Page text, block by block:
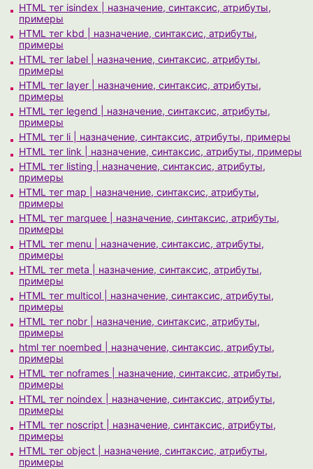
HTML тег isindex | назначение, синтаксис, атрибуты,
примеры
HTML тег kbd | назначение, синтаксис, атрибуты,
примеры
HTML тег label | назначение, синтаксис, атрибуты,
примеры
HTML тег layer | назначение, синтаксис, атрибуты,
примеры
HTML тег legend | назначение, синтаксис, атрибуты,
примеры
HTML тег li | назначение, синтаксис, атрибуты, примеры
HTML тег link | назначение, синтаксис, атрибуты, примеры
HTML тег listing | назначение, синтаксис, атрибуты,
примеры
HTML тег map | назначение, синтаксис, атрибуты,
примеры
HTML тег marquee | назначение, синтаксис, атрибуты,
примеры
HTML тег menu | назначение, синтаксис, атрибуты,
примеры
HTML тег meta | назначение, синтаксис, атрибуты,
примеры
HTML тег multicol | назначение, синтаксис, атрибуты,
примеры
HTML тег nobr | назначение, синтаксис, атрибуты,
примеры
html тег noembed | назначение, синтаксис, атрибуты,
примеры
HTML тег noframes | назначение, синтаксис, атрибуты,
примеры
HTML тег noindex | назначение, синтаксис, атрибуты,
примеры
HTML тег noscript | назначение, синтаксис, атрибуты,
примеры
HTML тег object | назначение, синтаксис, атрибуты,
примеры